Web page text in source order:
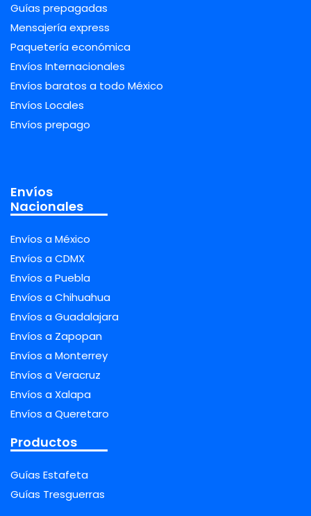
Guías prepagadas
Mensajería express
Paquetería económica
Envíos Internacionales
Envíos baratos a todo México
Envíos Locales
Envíos prepago
Envíos
Nacionales
Envíos a México
Envíos a CDMX
Envíos a Puebla
Envíos a Chihuahua
Envíos a Guadalajara
Envíos a Zapopan
Envíos a Monterrey
Envíos a Veracruz
Envíos a Xalapa
Envíos a Queretaro
Productos
Guías Estafeta
Guías Tresguerras